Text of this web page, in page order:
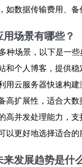
如数据传输费用、
场景有哪些？
种场景，以下是一些
和个人博客，提供稳
用云服务器快速构
高扩展性，适合大数
高并发处理能力，支
以更好地选择适合的
发展趋势是什